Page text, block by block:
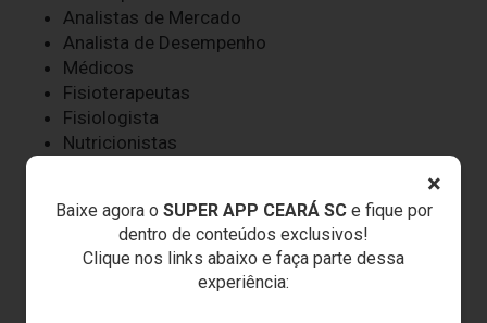
×
Baixe agora o SUPER APP CEARÁ SCe fique por
dentro de conteúdos exclusivos!
Clique nos links abaixo e faça parte dessa
experiência:
Analistas de Mercado
Analista de Desempenho
Médicos
Fisioterapeutas
Fisiologista
Nutricionistas
Roupeiros
Massagistas
Auxiliar Operacional